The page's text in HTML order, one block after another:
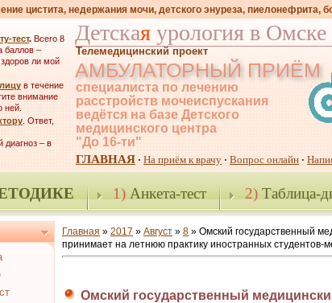
цистита, недержания мочи, детского энуреза, пиелонефрита,
тест. Всего 8
баллов –
ли мой
в течение
внимание
ней.
. Ответ,
диагноз – в
Детская урология в Омске
Телемедицинский проект
АМБУЛАТОРНЫЙ ПРИЁМ
специалиста по лечению
расстройств мочеиспускания
ведётся на базе Детского
медицинского центра
"До 16-ти"
ГЛАВНАЯ · На приём к врачу · Вопрос онлайн ·
1)Анкета-тест 2)Таблица-
Главная » 2017 » Август » 8 » Омский государственный
принимает на летнюю практику иностранных студентов-
Омский государственный